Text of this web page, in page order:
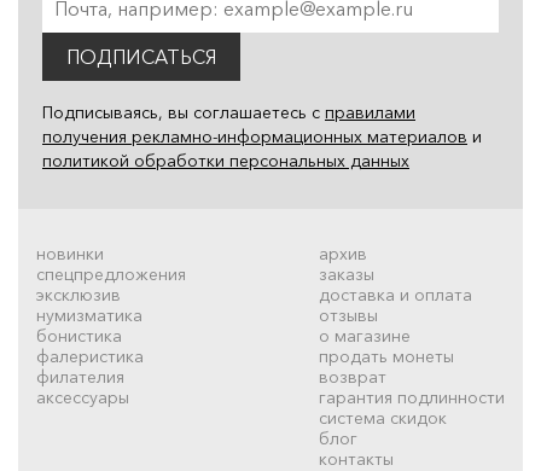
ПОДПИСАТЬСЯ
Подписываясь, вы соглашаетесь с правилами
получения рекламно-информационных материалов и
политикой обработки персональных данных
новинки
спецпредложения
эксклюзив
нумизматика
бонистика
фалеристика
филателия
аксессуары
архив
заказы
доставка и оплата
отзывы
о магазине
продать монеты
возврат
гарантия подлинности
система скидок
блог
контакты